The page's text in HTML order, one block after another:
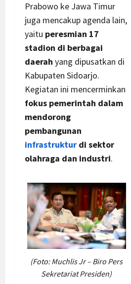
Prabowo ke Jawa Timur
juga mencakup agenda lain,
yaitu peresmian 17
stadion di berbagai
daerah yang dipusatkan di
Kabupaten Sidoarjo.
Kegiatan ini mencerminkan
fokus pemerintah dalam
mendorong
pembangunan
infrastruktur di sektor
olahraga dan industri.
(Foto: Muchlis Jr – Biro Pers
Sekretariat Presiden)